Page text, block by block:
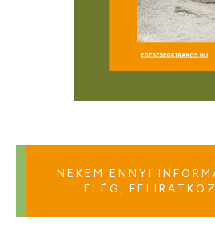
NEKEM ENNYI
ELÉG,